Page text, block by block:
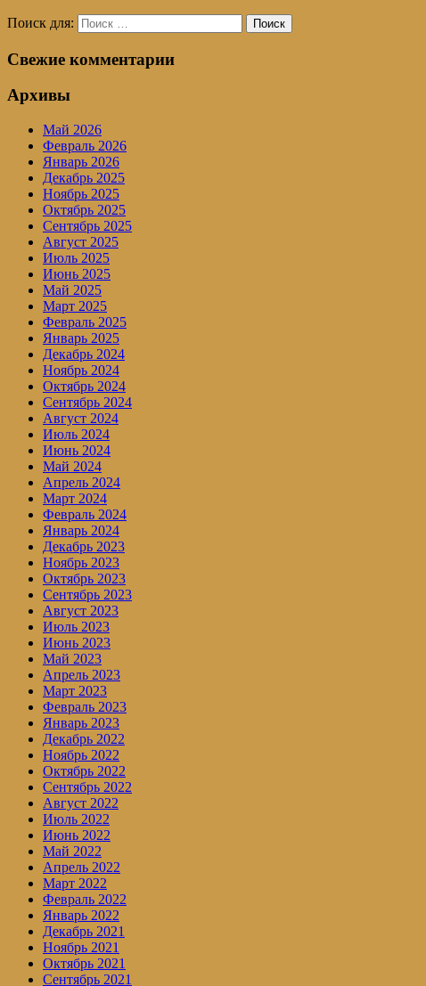
Поиск для: Поиск
Свежие комментарии
Архивы
Май 2026
Февраль 2026
Январь 2026
Декабрь 2025
Ноябрь 2025
Октябрь 2025
Сентябрь 2025
Август 2025
Июль 2025
Июнь 2025
Май 2025
Март 2025
Февраль 2025
Январь 2025
Декабрь 2024
Ноябрь 2024
Октябрь 2024
Сентябрь 2024
Август 2024
Июль 2024
Июнь 2024
Май 2024
Апрель 2024
Март 2024
Февраль 2024
Январь 2024
Декабрь 2023
Ноябрь 2023
Октябрь 2023
Сентябрь 2023
Август 2023
Июль 2023
Июнь 2023
Май 2023
Апрель 2023
Март 2023
Февраль 2023
Январь 2023
Декабрь 2022
Ноябрь 2022
Октябрь 2022
Сентябрь 2022
Август 2022
Июль 2022
Июнь 2022
Май 2022
Апрель 2022
Март 2022
Февраль 2022
Январь 2022
Декабрь 2021
Ноябрь 2021
Октябрь 2021
Сентябрь 2021